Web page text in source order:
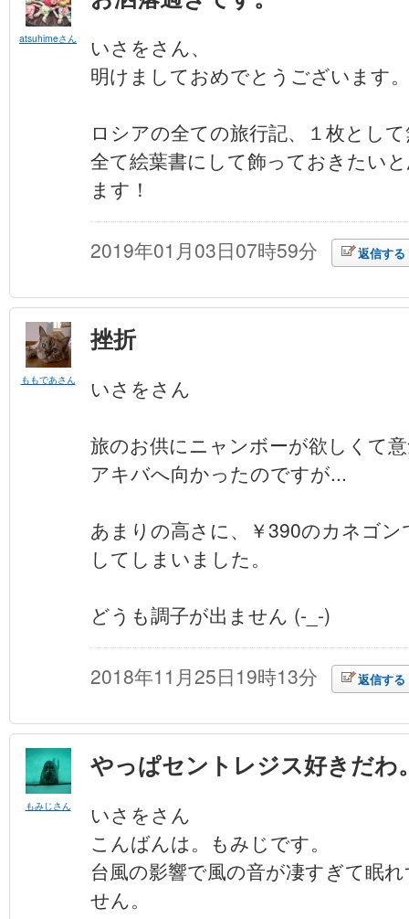
atsuhimeさん
いさをさん、
明けましておめでとうございます。
ロシアの全ての旅行記、１枚とし
全て絵葉書にして飾っておきたい
ます！
2019年01月03日07時59分 返信する
ももであさん
挫折
いさをさん
旅のお供にニャンボーが欲しくて
アキバへ向かったのですが...
あまりの高さに、￥390のカネゴン
してしまいました。
どうも調子が出ません (-_-)
2018年11月25日19時13分 返信する
もみじさん
やっぱセントレジス好きだわ
いさをさん
こんばんは。もみじです。
台風の影響で風の音が凄すぎて眠
せん。